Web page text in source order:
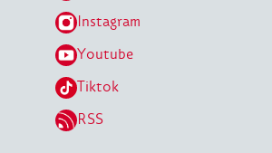
Instagram
Youtube
Tiktok
RSS